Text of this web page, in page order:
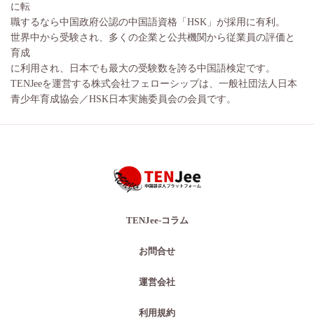
に転
職するなら中国政府公認の中国語資格「HSK」が採用に有利。
世界中から受験され、多くの企業と公共機関から従業員の評価と
育成
に利用され、日本でも最大の受験数を誇る中国語検定です。
TENJeeを運営する株式会社フェローシップは、一般社団法人日本
青少年育成協会／HSK日本実施委員会の会員です。
TENJee-コラム
お問合せ
運営会社
利用規約